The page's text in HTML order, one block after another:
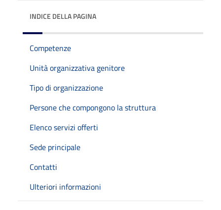
INDICE DELLA PAGINA
Competenze
Unità organizzativa genitore
Tipo di organizzazione
Persone che compongono la struttura
Elenco servizi offerti
Sede principale
Contatti
Ulteriori informazioni